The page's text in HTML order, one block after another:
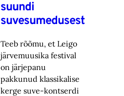
suundi
suvesumedusest
Teeb rõõmu, et Leigo
järvemuusika festival
on järjepanu
pakkunud klassikalise
kerge suve-‎kontserdi